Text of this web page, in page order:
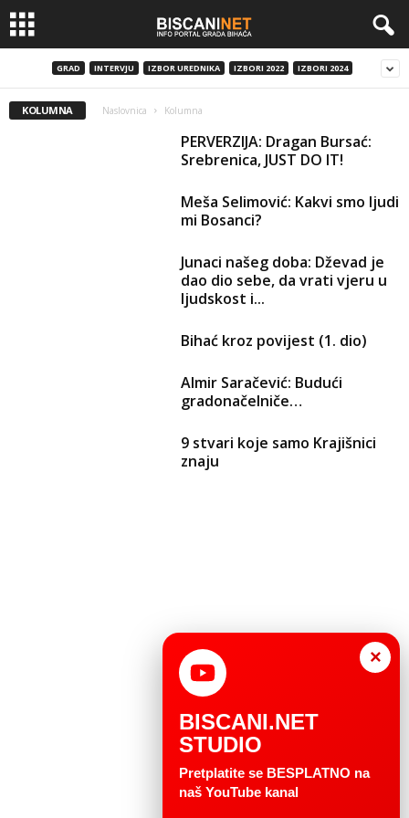
GRAD INTERVJU IZBOR UREDNIKA IZBORI 2022 IZBORI 2024
KOLUMNA Naslovnica Kolumna
PERVERZIJA: Dragan Bursać:
Srebrenica, JUST DO IT!
Meša Selimović: Kakvi smo ljudi
mi Bosanci?
Junaci našeg doba: Dževad je
dao dio sebe, da vrati vjeru u
ljudskost i...
Bihać kroz povijest (1. dio)
Almir Saračević: Budući
gradonačelniče…
9 stvari koje samo Krajišnici
znaju
×
BISCANI.NET
STUDIO
Pretplatite se BESPLATNO na
naš YouTube kanal